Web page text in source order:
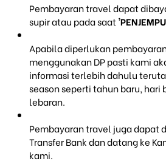
Pembayaran travel dapat
supir atau pada saat
Apabila diperlukan
menggunakan DP pasti kami
informasi terlebih dahulu
season seperti tahun baru, hari
lebaran.
Pembayaran travel juga dapat
Transfer Bank dan datang ke
kami.